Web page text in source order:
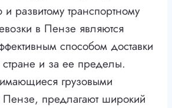
развитому транспортному
в Пензе являются
способом доставки
стране и за ее пределы.
грузовыми
Пензе, предлагают широкий